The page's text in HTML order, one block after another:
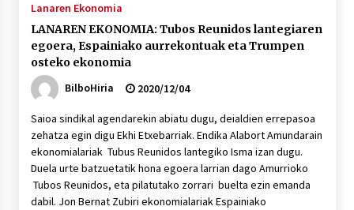
Lanaren Ekonomia
LANAREN EKONOMIA: Tubos Reunidos lantegiaren
egoera, Espainiako aurrekontuak eta Trumpen
osteko ekonomia
BilboHiria
2020/12/04
Saioa sindikal agendarekin abiatu dugu, deialdien errepasoa
zehatza egin digu Ekhi Etxebarriak. Endika Alabort Amundarain
ekonomialariak Tubus Reunidos lantegiko Isma izan dugu.
Duela urte batzuetatik hona egoera larrian dago Amurrioko
Tubos Reunidos, eta pilatutako zorrari buelta ezin emanda
dabil. Jon Bernat Zubiri ekonomialariak Espainiako